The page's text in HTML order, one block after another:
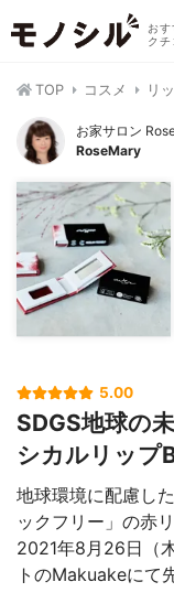
お
クチ
TOP コスメ リ
お家サロン
RoseMary
5.00
SDGS地球の
シカルリップ
地球環境に配慮し
ックフリー」の赤
2021年8月26日（
トのMakuakeにて